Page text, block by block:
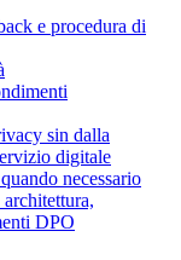
e procedura di
sin dalla
digitale
necessario
DPO